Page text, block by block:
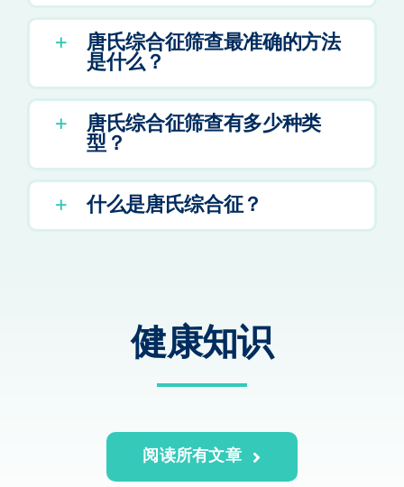
唐氏综合征筛查最准确的方法
是什么？
唐氏综合征筛查有多少种类
型？
什么是唐氏综合征？
健康知识
阅读所有文章